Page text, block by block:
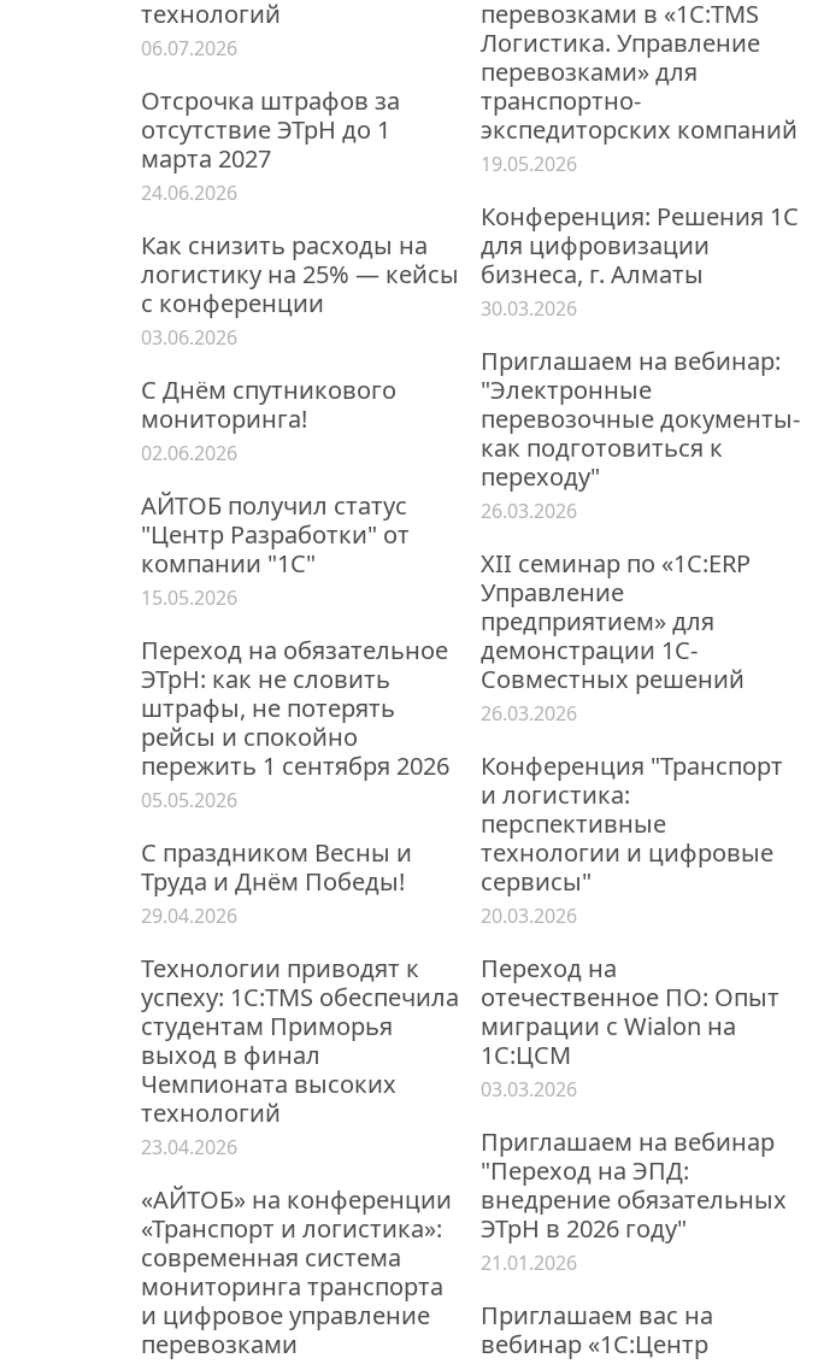
технологий
06.07.2026
Отсрочка штрафов за
отсутствие ЭТрН до 1
марта 2027
24.06.2026
Как снизить расходы на
логистику на 25% — кейсы
с конференции
03.06.2026
С Днём спутникового
мониторинга!
02.06.2026
АЙТОБ получил статус
"Центр Разработки" от
компании "1С"
15.05.2026
Переход на обязательное
ЭТрН: как не словить
штрафы, не потерять
рейсы и спокойно
пережить 1 сентября 2026
05.05.2026
С праздником Весны и
Труда и Днём Победы!
29.04.2026
Технологии приводят к
успеху: 1С:TMS обеспечила
студентам Приморья
выход в финал
Чемпионата высоких
технологий
23.04.2026
«АЙТОБ» на конференции
«Транспорт и логистика»:
современная система
мониторинга транспорта
и цифровое управление
перевозками
перевозками в «1С:TMS
Логистика. Управление
перевозками» для
транспортно-
экспедиторских компаний
19.05.2026
Конференция: Решения 1С
для цифровизации
бизнеса, г. Алматы
30.03.2026
Приглашаем на вебинар:
"Электронные
перевозочные документы-
как подготовиться к
переходу"
26.03.2026
XII семинар по «1С:ERP
Управление
предприятием» для
демонстрации 1C-
Совместных решений
26.03.2026
Конференция "Транспорт
и логистика:
перспективные
технологии и цифровые
сервисы"
20.03.2026
Переход на
отечественное ПО: Опыт
миграции с Wialon на
1С:ЦСМ
03.03.2026
Приглашаем на вебинар
"Переход на ЭПД:
внедрение обязательных
ЭТрН в 2026 году"
21.01.2026
Приглашаем вас на
вебинар «1С:Центр